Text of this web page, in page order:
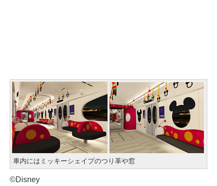
車内にはミッキーシェイプのつり革や窓
©Disney